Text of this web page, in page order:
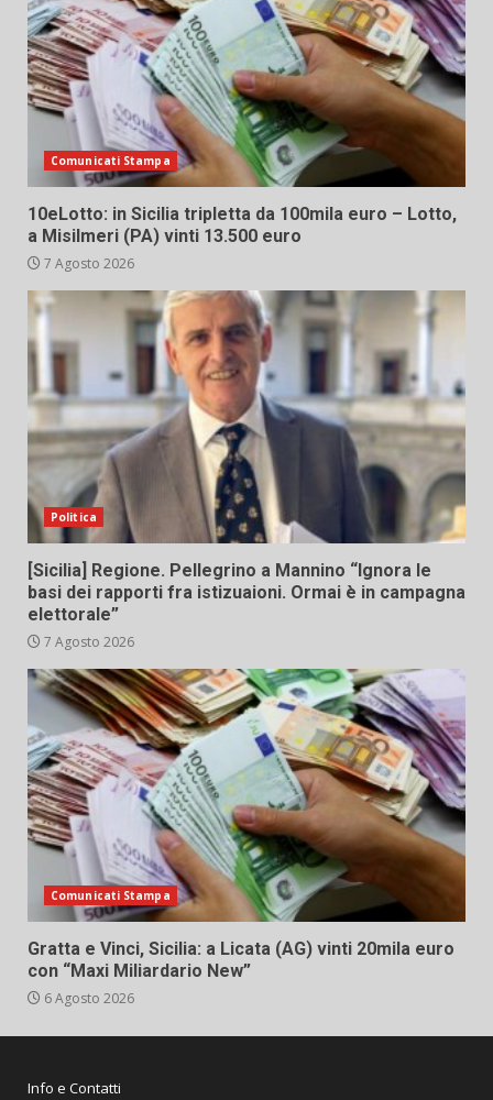
Comunicati Stampa
10eLotto: in Sicilia tripletta da 100mila euro – Lotto,
a Misilmeri (PA) vinti 13.500 euro
7 Agosto 2026
Politica
[Sicilia] Regione. Pellegrino a Mannino “Ignora le
basi dei rapporti fra istizuaioni. Ormai è in campagna
elettorale”
7 Agosto 2026
Comunicati Stampa
Gratta e Vinci, Sicilia: a Licata (AG) vinti 20mila euro
con “Maxi Miliardario New”
6 Agosto 2026
Info e Contatti